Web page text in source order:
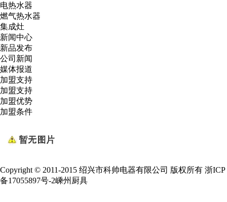
电热水器
燃气热水器
集成灶
新闻中心
新品发布
公司新闻
媒体报道
加盟支持
加盟支持
加盟优势
加盟条件
Copyright © 2011-2015 绍兴市科帅电器有限公司 版权所有 浙ICP
备17055897号-2嵊州厨具